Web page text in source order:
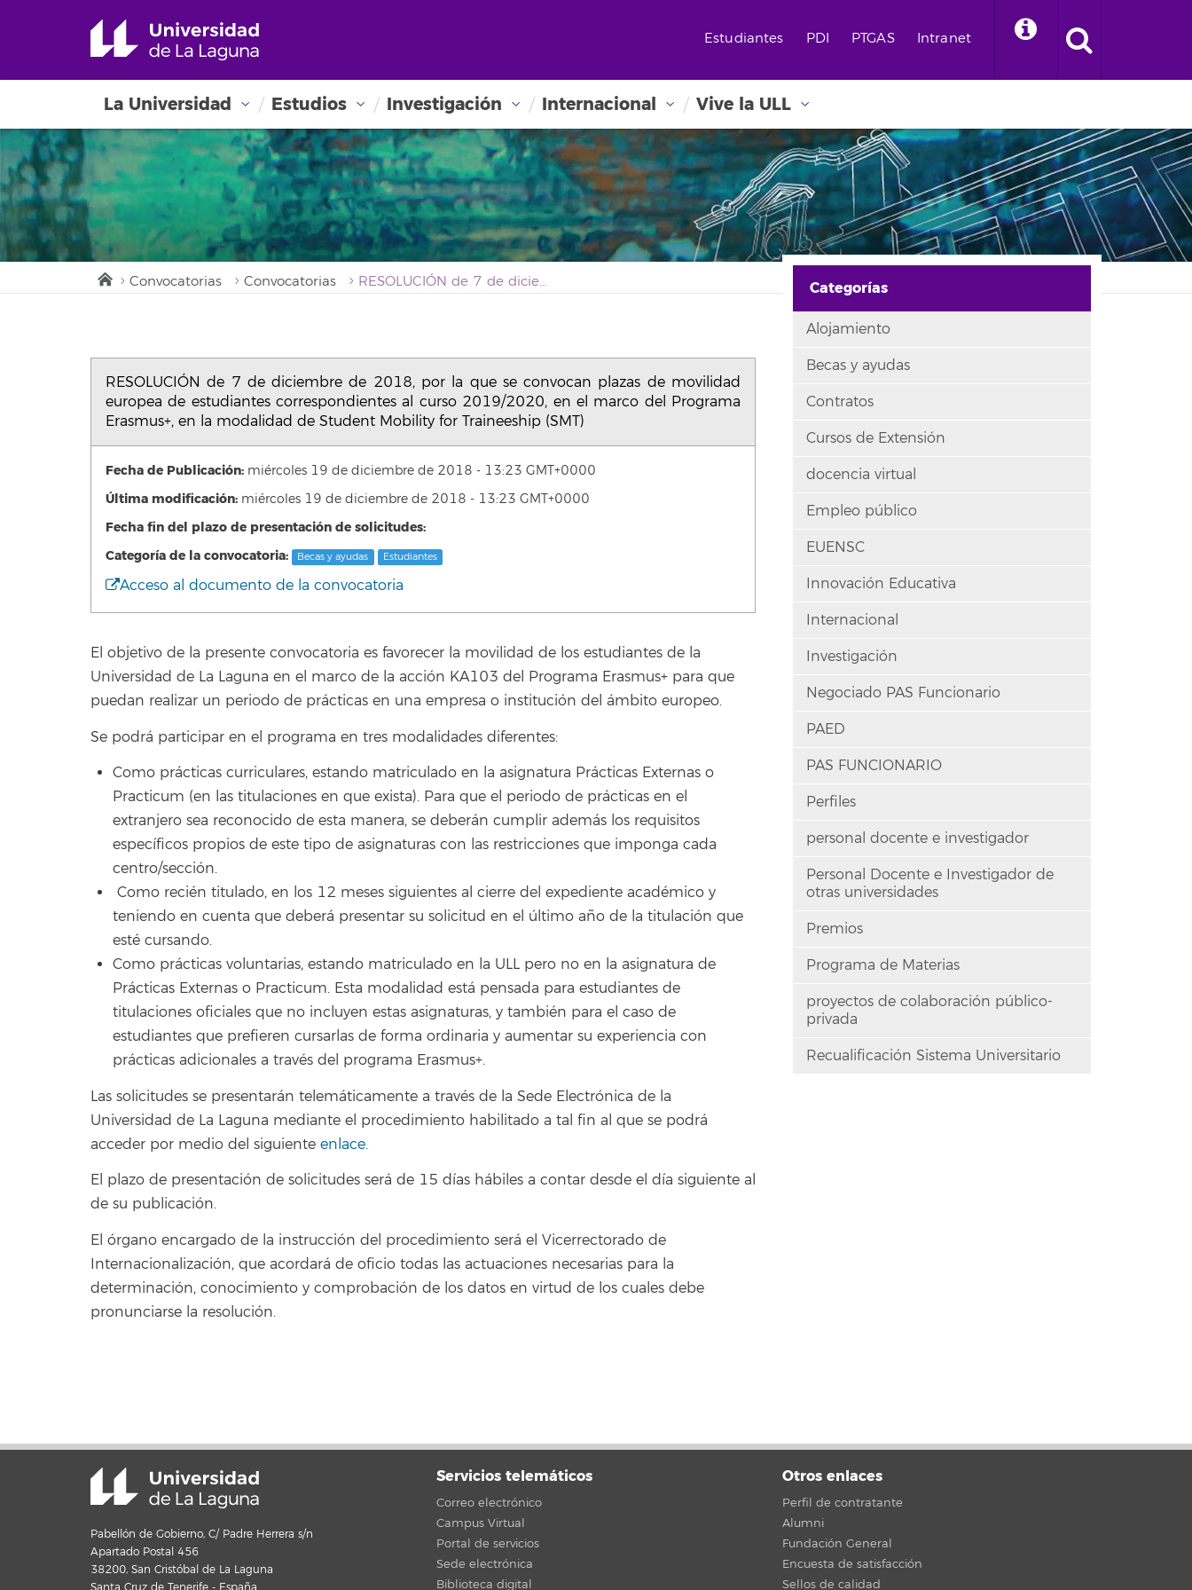
Estudiantes PDI PTGAS Intranet
La Universidad Estudios Investigación Internacional Vive la ULL
Convocatorias Convocatorias RESOLUCIÓN de 7 de diciembre de 2018, por la que se convocan plazas de movilidad europea de estudiantes correspondientes al curso 2019/2020, en el marco del Programa Erasmus+, en la modalidad de Student Mobility for Traineeship (SMT)
RESOLUCIÓN de 7 de diciembre de 2018, por la que se convocan plazas de movilidad
europea de estudiantes correspondientes al curso 2019/2020, en el marco del Programa
Erasmus+, en la modalidad de Student Mobility for Traineeship (SMT)
Fecha de Publicación: miércoles 19 de diciembre de 2018 - 13:23 GMT+0000
Última modificación: miércoles 19 de diciembre de 2018 - 13:23 GMT+0000
Fecha fin del plazo de presentación de solicitudes:
Categoría de la convocatoria:
Becas y ayudas Estudiantes
Acceso al documento de la convocatoria
El objetivo de la presente convocatoria es favorecer la movilidad de los estudiantes de la
Universidad de La Laguna en el marco de la acción KA103 del Programa Erasmus+ para que
puedan realizar un periodo de prácticas en una empresa o institución del ámbito europeo.
Se podrá participar en el programa en tres modalidades diferentes:
Como prácticas curriculares, estando matriculado en la asignatura Prácticas Externas o
Practicum (en las titulaciones en que exista). Para que el periodo de prácticas en el
extranjero sea reconocido de esta manera, se deberán cumplir además los requisitos
específicos propios de este tipo de asignaturas con las restricciones que imponga cada
centro/sección.
Como recién titulado, en los 12 meses siguientes al cierre del expediente académico y
teniendo en cuenta que deberá presentar su solicitud en el último año de la titulación que
esté cursando.
Como prácticas voluntarias, estando matriculado en la ULL pero no en la asignatura de
Prácticas Externas o Practicum. Esta modalidad está pensada para estudiantes de
titulaciones oficiales que no incluyen estas asignaturas, y también para el caso de
estudiantes que prefieren cursarlas de forma ordinaria y aumentar su experiencia con
prácticas adicionales a través del programa Erasmus+.
Las solicitudes se presentarán telemáticamente a través de la Sede Electrónica de la
Universidad de La Laguna mediante el procedimiento habilitado a tal fin al que se podrá
acceder por medio del siguiente enlace.
El plazo de presentación de solicitudes será de 15 días hábiles a contar desde el día siguiente al
de su publicación.
El órgano encargado de la instrucción del procedimiento será el Vicerrectorado de
Internacionalización, que acordará de oficio todas las actuaciones necesarias para la
determinación, conocimiento y comprobación de los datos en virtud de los cuales debe
pronunciarse la resolución.
Categorías
Alojamiento
Becas y ayudas
Contratos
Cursos de Extensión
docencia virtual
Empleo público
EUENSC
Innovación Educativa
Internacional
Investigación
Negociado PAS Funcionario
PAED
PAS FUNCIONARIO
Perfiles
personal docente e investigador
Personal Docente e Investigador de
otras universidades
Premios
Programa de Materias
proyectos de colaboración público-
privada
Recualificación Sistema Universitario
Pabellón de Gobierno, C/ Padre Herrera s/n
Apartado Postal 456
38200, San Cristóbal de La Laguna
Santa Cruz de Tenerife - España
Servicios telemáticos
Correo electrónico
Campus Virtual
Portal de servicios
Sede electrónica
Biblioteca digital
Otros enlaces
Perfil de contratante
Alumni
Fundación General
Encuesta de satisfacción
Sellos de calidad